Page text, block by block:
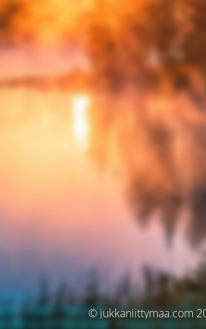
© jukkaniittymaa.com